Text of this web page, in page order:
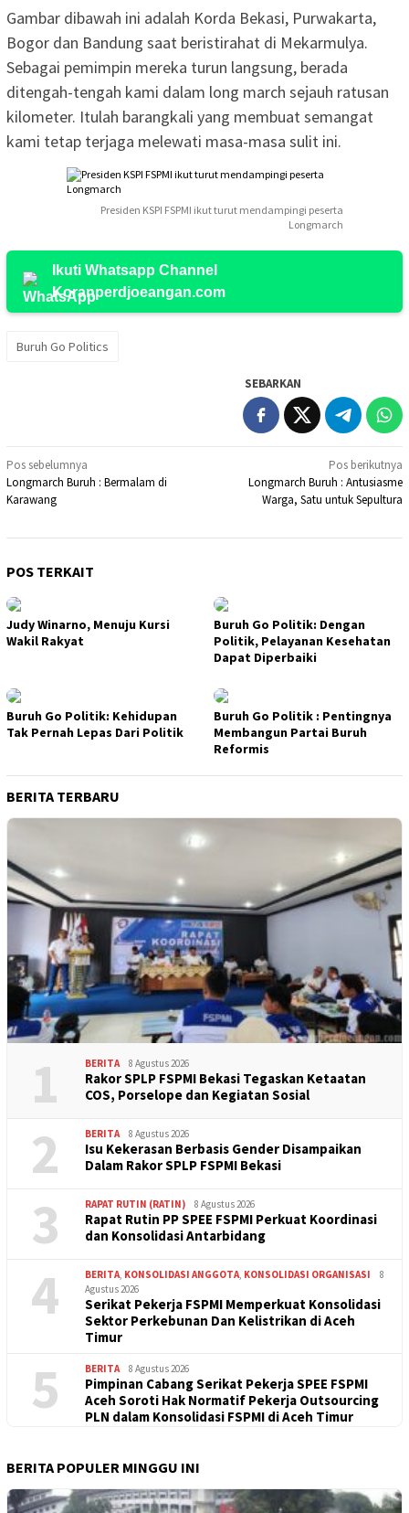
Gambar dibawah ini adalah Korda Bekasi, Purwakarta,
Bogor dan Bandung saat beristirahat di Mekarmulya.
Sebagai pemimpin mereka turun langsung, berada
ditengah-tengah kami dalam long march sejauh ratusan
kilometer. Itulah barangkali yang membuat semangat
kami tetap terjaga melewati masa-masa sulit ini.
Presiden KSPI FSPMI ikut turut mendampingi peserta
Longmarch
Ikuti Whatsapp Channel
Koranperdjoeangan.com
Buruh Go Politics
SEBARKAN
Navigasi
pos
Pos sebelumnya
Longmarch Buruh : Bermalam di
Karawang
Pos berikutnya
Longmarch Buruh : Antusiasme
Warga, Satu untuk Sepultura
POS TERKAIT
Judy Winarno, Menuju Kursi
Wakil Rakyat
Buruh Go Politik: Dengan
Politik, Pelayanan Kesehatan
Dapat Diperbaiki
Buruh Go Politik: Kehidupan
Tak Pernah Lepas Dari Politik
Buruh Go Politik : Pentingnya
Membangun Partai Buruh
Reformis
BERITA TERBARU
1 BERITA 8 Agustus 2026
Rakor SPLP FSPMI Bekasi Tegaskan Ketaatan
COS, Porselope dan Kegiatan Sosial
2 BERITA 8 Agustus 2026
Isu Kekerasan Berbasis Gender Disampaikan
Dalam Rakor SPLP FSPMI Bekasi
3 RAPAT RUTIN (RATIN) 8 Agustus 2026
Rapat Rutin PP SPEE FSPMI Perkuat Koordinasi
dan Konsolidasi Antarbidang
4 BERITA KONSOLIDASI ANGGOTA KONSOLIDASI ORGANISASI
8
Agustus 2026
Serikat Pekerja FSPMI Memperkuat Konsolidasi
Sektor Perkebunan Dan Kelistrikan di Aceh
Timur
5 BERITA 8 Agustus 2026
Pimpinan Cabang Serikat Pekerja SPEE FSPMI
Aceh Soroti Hak Normatif Pekerja Outsourcing
PLN dalam Konsolidasi FSPMI di Aceh Timur
BERITA POPULER MINGGU INI